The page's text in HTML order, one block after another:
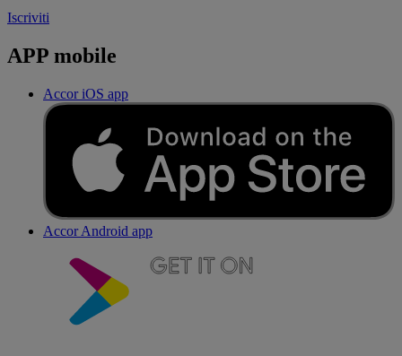
Iscriviti
APP mobile
Accor iOS app
Accor Android app